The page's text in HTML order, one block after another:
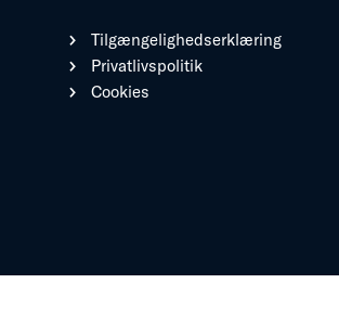
Tilgængelighedserklæring
Privatlivspolitik
Cookies